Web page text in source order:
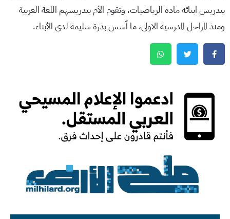
بتدريس ابنائه مادة الرياضيات، وتقوم الأم بتدريسهم اللغة العربية
ومنذ المراحل المدرسية الاولى، ما اّسس بذرة سليمة لدى الأبناء.